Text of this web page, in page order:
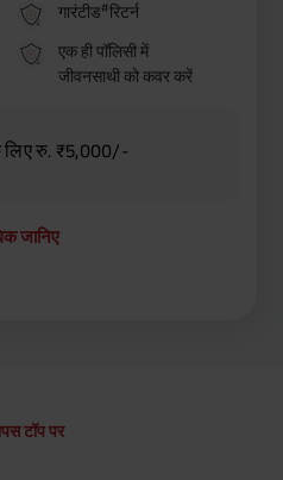
गारंटीड#रिटर्न
एक ही पॉलिसी में
जीवनसाथी को कवर करें
लिए रु. ₹5,000/-
जानिए
टॉप पर